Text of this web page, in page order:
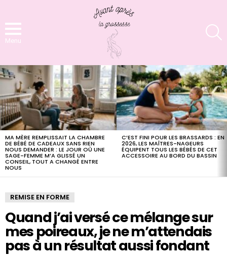
Menu
LATEST
STORIES
MA MÈRE REMPLISSAIT LA CHAMBRE
DE BÉBÉ DE CADEAUX SANS RIEN
NOUS DEMANDER : LE JOUR OÙ UNE
SAGE-FEMME M’A GLISSÉ UN
CONSEIL, TOUT A CHANGÉ ENTRE
NOUS
C’EST FINI POUR LES BRASSARDS : EN
2026, LES MAÎTRES-NAGEURS
ÉQUIPENT TOUS LES BÉBÉS DE CET
ACCESSOIRE AU BORD DU BASSIN
REMISE EN FORME
Quand j’ai versé ce mélange sur
mes poireaux, je ne m’attendais
pas à un résultat aussi fondant